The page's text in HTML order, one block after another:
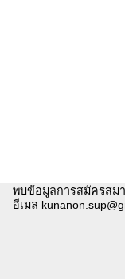
พบข้อมูลการสมัครสม
อีเมล